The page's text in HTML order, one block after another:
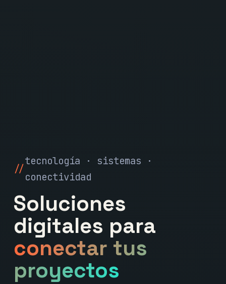
tecnología · sistemas ·
conectividad
Soluciones
digitales para
conectar tus
proyectos